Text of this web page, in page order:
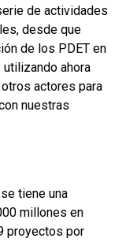
de actividades
desde que
de los PDET en
ahora
actores para
nuestras
tiene una
millones en
proyectos por